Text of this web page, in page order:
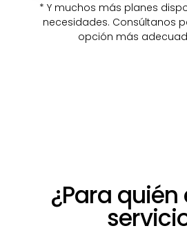
* Y muchos más planes
necesidades. Consúltanos
opción más
¿Para quién